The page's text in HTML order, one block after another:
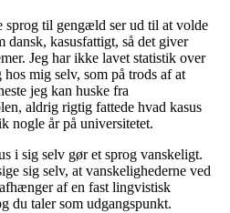
sprog til gengæld ser ud til at volde
dansk, kasusfattigt, så det giver
Jeg har ikke lavet statistik over
mig selv, som på trods af at
jeg kan huske fra
aldrig rigtig fattede hvad kasus
nogle år på universitetet.
i sig selv gør et sprog vanskeligt.
sig selv, at vanskelighederne ved
af en fast lingvistisk
du taler som udgangspunkt.